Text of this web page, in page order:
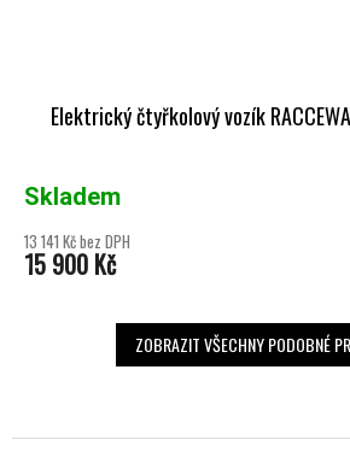
Elektrický čtyřkolový vozík
Skladem
13 141 Kč bez DPH
15 900 Kč
ZOBRAZIT VŠECHNY PODOBNÉ